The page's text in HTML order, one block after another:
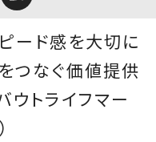
ード感を大切に
つなぐ価値提供
ウトライフマー